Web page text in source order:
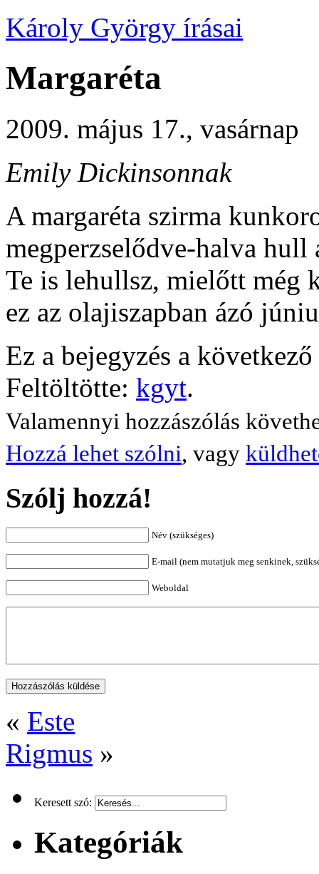
Károly György írásai
Margaréta
2009. május 17., vasárnap
Emily Dickinsonnak
A margaréta szirma
megperzselődve-halva hull
Te is lehullsz, mielőtt még
ez az olajiszapban ázó
Ez a bejegyzés a
Feltöltötte: kgyt.
Valamennyi hozzászólás
Hozzá lehet szólni, vagy
Szólj hozzá!
Név (szükséges)
E-mail (nem mutatjuk meg senkinek,
Weboldal
« Este
Rigmus »
Keresett szó:
Kategóriák